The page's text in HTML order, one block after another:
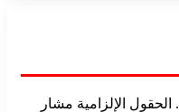
الحقول الإلزامية مشار